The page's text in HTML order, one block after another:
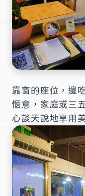
靠窗的座位，邊
愜意，家庭或三
心談天說地享用